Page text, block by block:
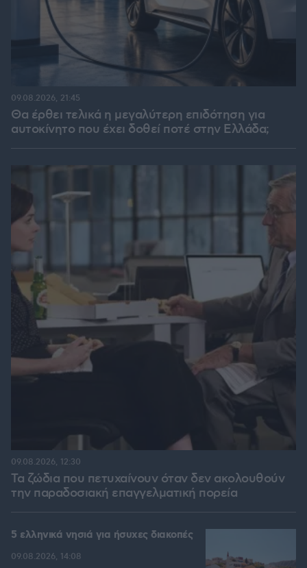
Θα έρθει τελικά η μεγαλύτερη επιδότηση για
αυτοκίνητο που έχει δοθεί ποτέ στην Ελλάδα;
09.08.2026, 21:45
Τα ζώδια που πετυχαίνουν όταν δεν ακολουθούν
την παραδοσιακή επαγγελματική πορεία
09.08.2026, 12:30
5 ελληνικά νησιά για ήσυχες διακοπές
09.08.2026, 14:08